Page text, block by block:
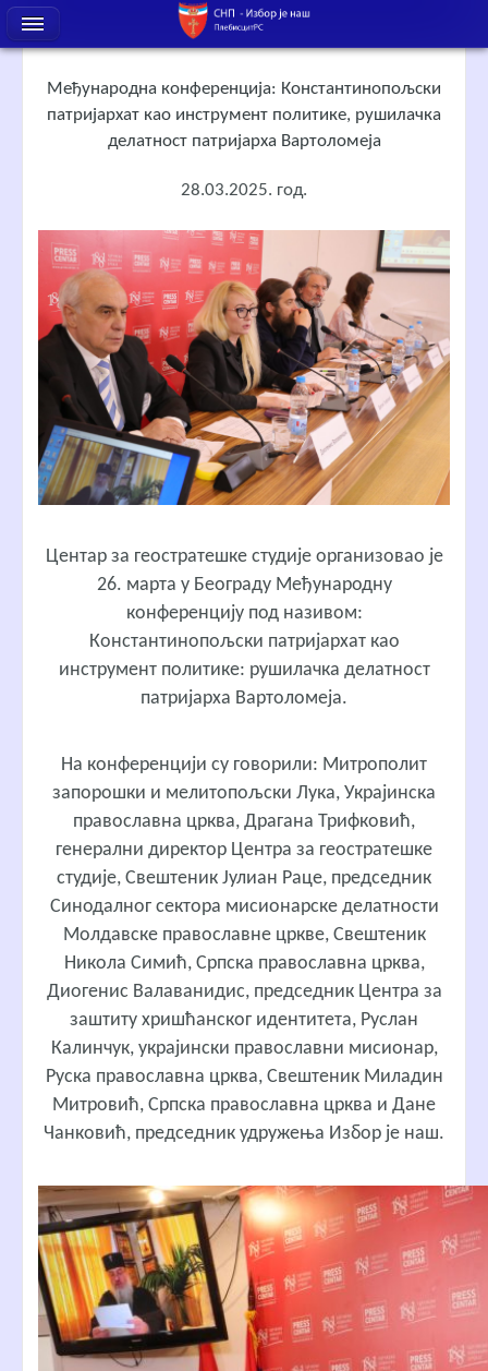
Међународна конференција: Константинопољски
патријархат као инструмент политике, рушилачка
делатност патријарха Вартоломеја
28.03.2025. год.
Центар за геостратешке студије организoвао je
26. марта у Београду Међународну
конференцију под називом:
Константинопољски патријархат као
инструмент политике: рушилачка делатност
патријарха Вартоломеја.
На конференцији су говорили: Митрополит
запорошки и мелитопољски Лука, Украјинска
православна црква, Драгана Трифковић,
генерални директор Центра за геостратешке
студије, Свештеник Јулиан Раце, председник
Синодалног сектора мисионарске делатности
Молдавске православне цркве, Свештеник
Никола Симић, Српска православна црква,
Диогенис Валаванидис, председник Центра за
заштиту хришћанског идентитета, Руслан
Калинчук, украјински православни мисионар,
Руска православна црква, Свештеник Миладин
Митровић, Српска православна црква и Дане
Чанковић, председник удружења Избор је наш.